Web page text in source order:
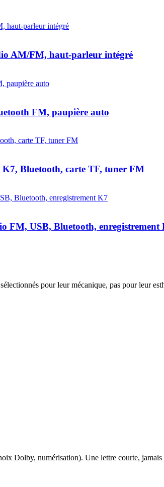
AM/FM, haut-parleur intégré
FM, paupière auto
Bluetooth, carte TF, tuner FM
FM, USB, Bluetooth, enregistrement
pour leur mécanique, pas pour leur
Dolby, numérisation). Une lettre courte, jamais